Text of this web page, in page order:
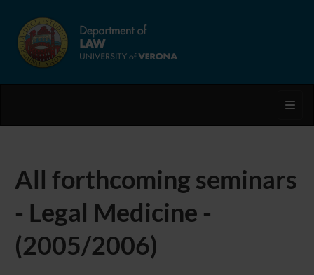
All forthcoming seminars
- Legal Medicine -
(2005/2006)